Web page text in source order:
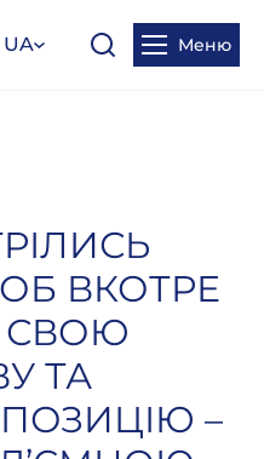
UA Меню
ВКОТРЕ
СВОЮ
ТА
–